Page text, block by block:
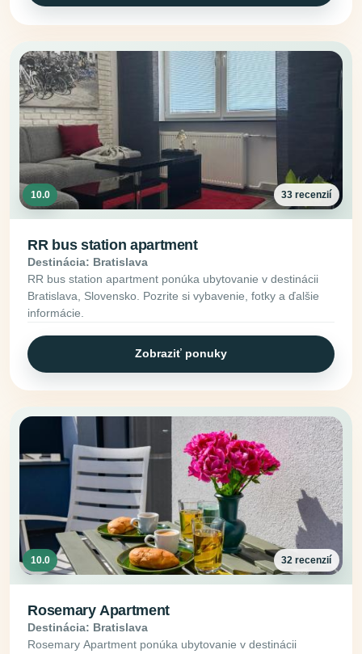
10.0 33 recenzií
RR bus station apartment
Destinácia: Bratislava
RR bus station apartment ponúka ubytovanie v destinácii
Bratislava, Slovensko. Pozrite si vybavenie, fotky a ďalšie
informácie.
Zobraziť ponuky
10.0 32 recenzií
Rosemary Apartment
Destinácia: Bratislava
Rosemary Apartment ponúka ubytovanie v destinácii